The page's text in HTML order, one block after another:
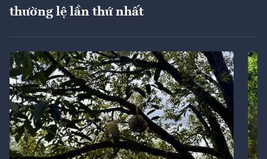
thường lệ lần thứ nhất